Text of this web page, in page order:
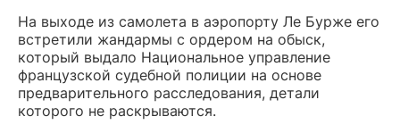
На выходе из самолета в аэропорту Ле Бурже его
встретили жандармы с ордером на обыск,
который выдало Национальное управление
французской судебной полиции на основе
предварительного расследования, детали
которого не раскрываются.